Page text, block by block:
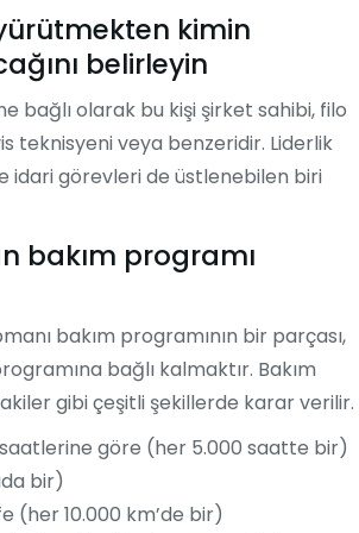
kimin
belirleyin
bağlı olarak bu kişi şirket sahibi, filo
teknisyeni veya benzeridir. Liderlik
idari görevleri de üstlenebilen biri
bakım programı
bakım programının bir parçası,
bağlı kalmaktır. Bakım
gibi çeşitli şekillerde karar verilir.
göre (her 5.000 saatte bir)
bir)
(her 10.000 km’de bir)